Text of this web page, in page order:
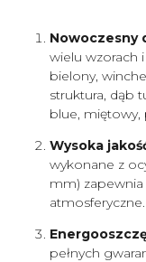
Nowoczesny
wielu wzorach
bielony,
struktura, dąb
blue, miętowy,
Wysoka
wykonane z
mm)
atmosferyczne.
pełnych